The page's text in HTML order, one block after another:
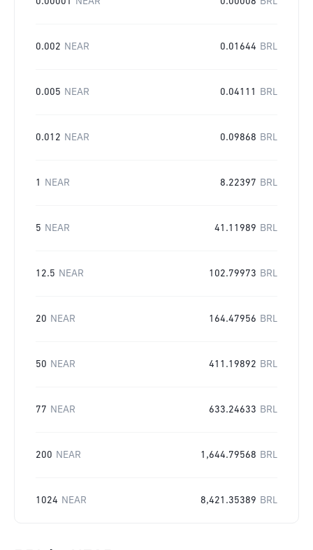
0.002 NEAR 0.01644 BRL
0.005 NEAR 0.04111 BRL
0.012 NEAR 0.09868 BRL
1 NEAR 8.22397 BRL
5 NEAR 41.11989 BRL
12.5 NEAR 102.79973 BRL
20 NEAR 164.47956 BRL
50 NEAR 411.19892 BRL
77 NEAR 633.24633 BRL
200 NEAR 1,644.79568 BRL
1024 NEAR 8,421.35389 BRL